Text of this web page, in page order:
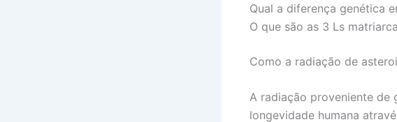
Qual a diferença genética
O que são as 3 Ls
Como a radiação de
A radiação proveniente de
longevidade humana